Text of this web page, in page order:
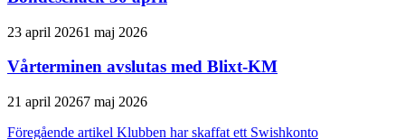
23 april 20261 maj 2026
Vårterminen avslutas med Blixt-KM
21 april 20267 maj 2026
Föregående artikel Klubben har skaffat ett Swishkonto